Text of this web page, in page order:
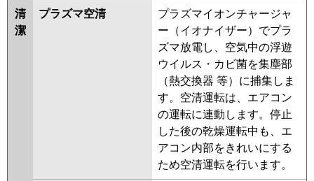
HRMP80HY PCZ-HRMP80KLY
PCZ-HRMP80KY PCZ-ERMP80HY
PCZ-ERMP80KLY
PCZ-ERMP80KY
PCZ-HRMP80HV
PCZ-HRMP80KV
PCZ-HRMP80KLV PCZ-
ERMP80HV
PCZ-ERMP80KV
PCZ-ERMP80KLV PCZ-
ERMP80KR PCZ-ERMP80KLR
RPC-GP80RHN4 RPC-GP80RSH9
RPC-GP80RHN3 RPC-GP80RSH8
清
潔
プラズマ空清
プラズマイオンチャージャ
ー（イオナイザー）でプラ
ズマ放電し、空気中の浮遊
ウイルス・カビ菌を集塵部
（熱交換器 等）に捕集しま
す。空清運転は、エアコン
の運転に連動します。停止
した後の乾燥運転中も、エ
アコン内部をきれいにする
ため空清運転を行います。